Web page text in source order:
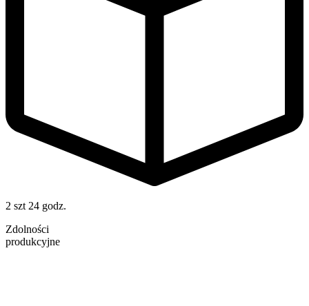
2 szt24 godz.
Zdolności
produkcyjne